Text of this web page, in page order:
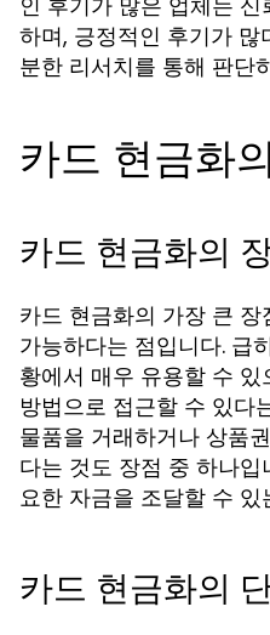
하며, 긍정적인 후기가
분한 리서치를 통해 판단
카드 현금화
카드 현금화의
카드 현금화의 가장 큰
가능하다는 점입니다. 급
황에서 매우 유용할 수
방법으로 접근할 수 있다
물품을 거래하거나 상품
다는 것도 장점 중 하나
요한 자금을 조달할 수
카드 현금화의